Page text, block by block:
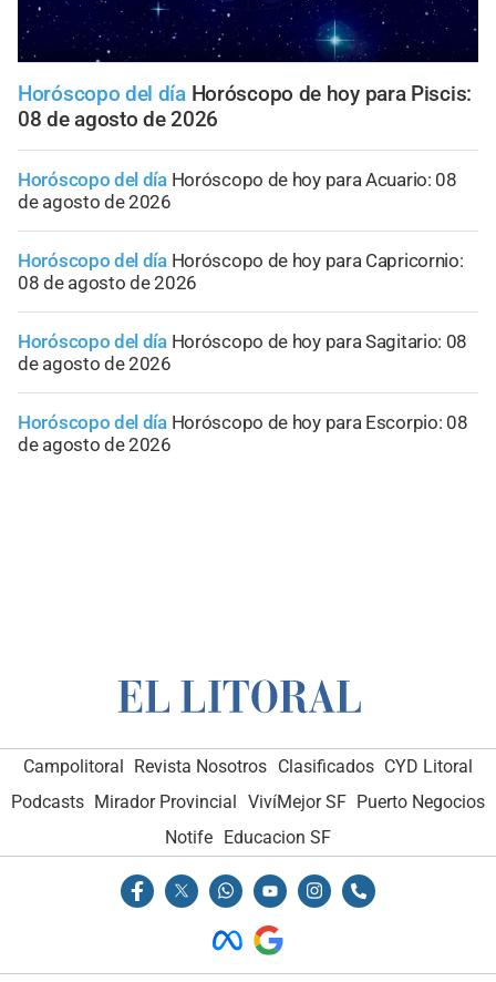
Horóscopo del día Horóscopo de hoy para Piscis:
08 de agosto de 2026
Horóscopo del día Horóscopo de hoy para Acuario: 08
de agosto de 2026
Horóscopo del día Horóscopo de hoy para Capricornio:
08 de agosto de 2026
Horóscopo del día Horóscopo de hoy para Sagitario: 08
de agosto de 2026
Horóscopo del día Horóscopo de hoy para Escorpio: 08
de agosto de 2026
Campolitoral Revista Nosotros Clasificados CYD Litoral
Podcasts Mirador Provincial VivíMejor SF Puerto Negocios
Notife Educacion SF